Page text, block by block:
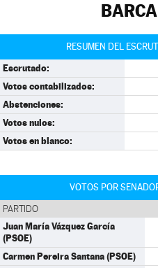
RESUMEN DEL
Escrutado:
Votos contabilizados:
Abstenciones:
Votos nulos:
Votos en blanco:
VOTOS POR
PARTIDO
Juan María Vázquez García
(PSOE)
Carmen Pereira Santana (PSOE)